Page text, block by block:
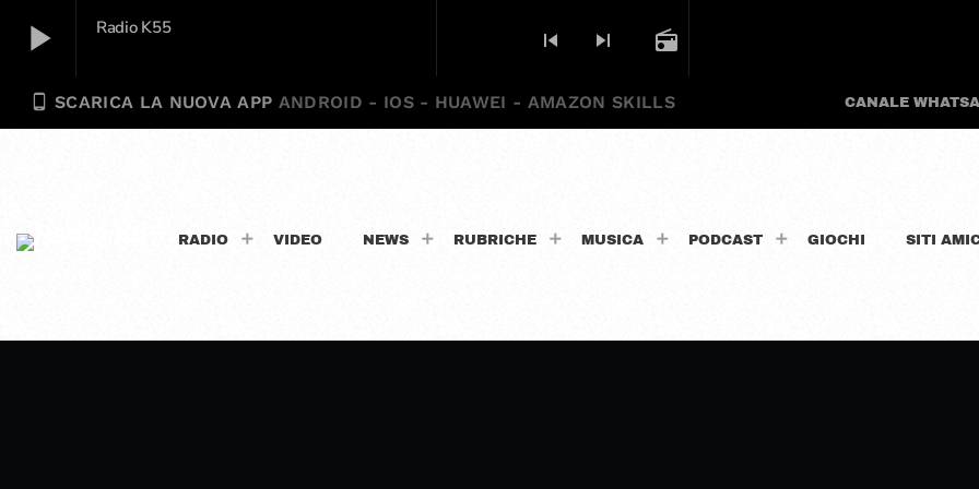
play_arrow Radio K55
skip_previous skip_next radio
play_arrow Radio K55
phone_android SCARICA LA NUOVA APP ANDROID - IOS - HUAWEI - AMAZON SKILLS CANALE
RADIO VIDEO NEWS RUBRICHE MUSICA PODCAST GIOCHI SITI